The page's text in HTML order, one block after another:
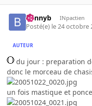
bennyb INpactien
Posté(e) le 24 octobre
AUTEUR
du jour : preparation
donc le morceau de
un fois mastique et ponce